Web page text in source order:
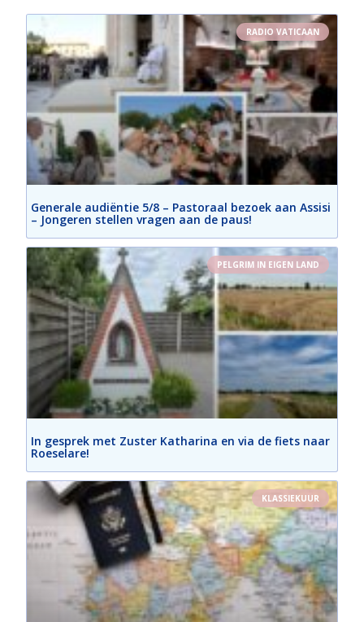
RADIO VATICAAN
Generale audiëntie 5/8 – Pastoraal bezoek aan Assisi
– Jongeren stellen vragen aan de paus!
PELGRIM IN EIGEN LAND
In gesprek met Zuster Katharina en via de fiets naar
Roeselare!
KLASSIEKUUR